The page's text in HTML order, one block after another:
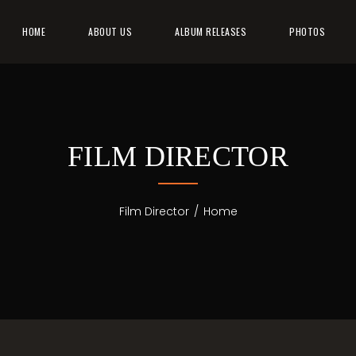
PHOTOS
ALBUM RELEASES
ABOUT US
HOME
FILM DIRECTOR
Home
/
Film Director